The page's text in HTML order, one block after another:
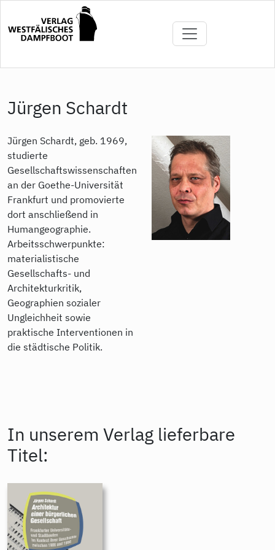
Inhalt
Jürgen Schardt
Jürgen Schardt, geb. 1969,
studierte
Gesellschaftswissenschaften
an der Goethe-Universität
Frankfurt und promovierte
dort anschließend in
Humangeographie.
Arbeitsschwerpunkte:
materialistische
Gesellschafts- und
Architekturkritik,
Geographien sozialer
Ungleichheit sowie
praktische Interventionen in
die städtische Politik.
In unserem Verlag lieferbare
Titel: